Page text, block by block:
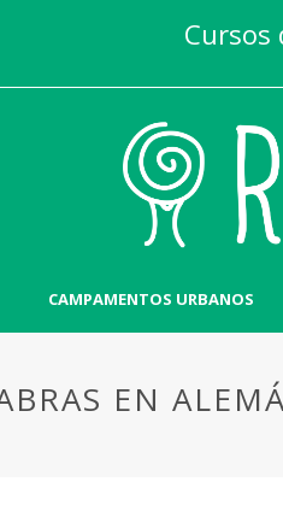
Cursos
CAMPAMENTOS URBANOS
EN